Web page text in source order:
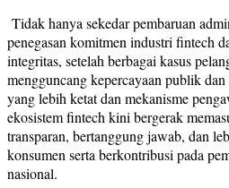
Tidak hanya sekedar pembaruan
penegasan komitmen industri fintech
integritas, setelah berbagai kasus
mengguncang kepercayaan publik
yang lebih ketat dan mekanisme
ekosistem fintech kini bergerak
transparan, bertanggung jawab, dan
konsumen serta berkontribusi pada
nasional.